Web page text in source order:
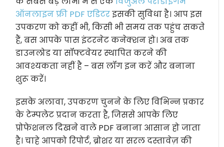
ऑनलाइन फ्री PDF एडिटरइसकी सुविधा है। आप इस
उपकरण को कहीं भी, किसी भी समय तक पहुंच सकते
हैं, बस आपके पास इंटरनेट कनेक्शन हो। अब तक
डाउनलोड या सॉफ्टवेयर स्थापित करने की
आवश्यकता नहीं है – बस लॉग इन करें और बनाना
शुरू करें।
इसके अलावा, उपकरण चुनने के लिए विभिन्न प्रकार
के टेम्पलेट प्रदान करता है, जिससे आपके लिए
प्रोफेशनल दिखने वाले PDF बनाना आसान हो जाता
है। चाहे आपको रिपोर्ट, ब्रोशर या सरल दस्तावेज़ की